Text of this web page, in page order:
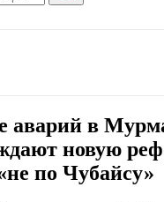
аварий в
новую
по Чубайсу»